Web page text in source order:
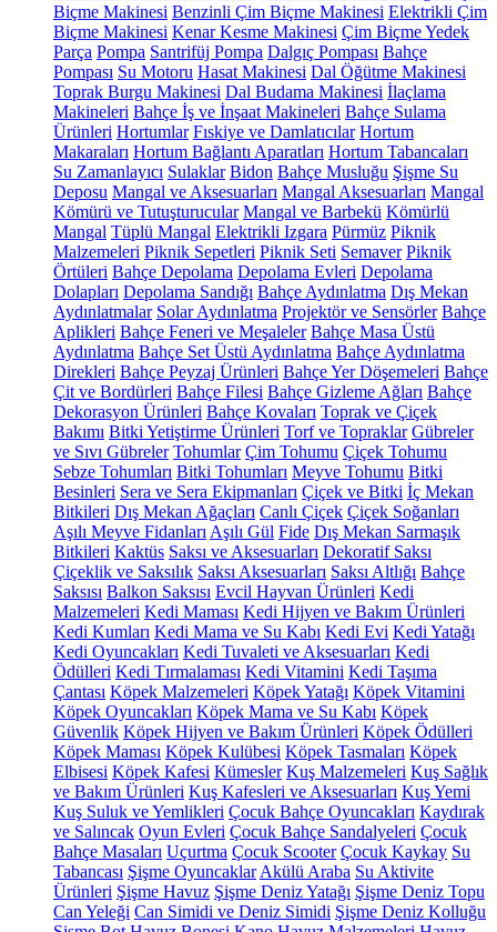
Biçme Makinesi Benzinli Çim Biçme Makinesi Elektrikli Çim
Biçme Makinesi Kenar Kesme Makinesi Çim Biçme Yedek
Parça Pompa Santrifüj Pompa Dalgıç Pompası Bahçe
Pompası Su Motoru Hasat Makinesi Dal Öğütme Makinesi
Toprak Burgu Makinesi Dal Budama Makinesi İlaçlama
Makineleri Bahçe İş ve İnşaat Makineleri Bahçe Sulama
Ürünleri Hortumlar Fıskiye ve Damlatıcılar Hortum
Makaraları Hortum Bağlantı Aparatları Hortum Tabancaları
Su Zamanlayıcı Sulaklar Bidon Bahçe Musluğu Şişme Su
Deposu Mangal ve Aksesuarları Mangal Aksesuarları Mangal
Kömürü ve Tutuşturucular Mangal ve Barbekü Kömürlü
Mangal Tüplü Mangal Elektrikli Izgara Pürmüz Piknik
Malzemeleri Piknik Sepetleri Piknik Seti Semaver Piknik
Örtüleri Bahçe Depolama Depolama Evleri Depolama
Dolapları Depolama Sandığı Bahçe Aydınlatma Dış Mekan
Aydınlatmalar Solar Aydınlatma Projektör ve Sensörler Bahçe
Aplikleri Bahçe Feneri ve Meşaleler Bahçe Masa Üstü
Aydınlatma Bahçe Set Üstü Aydınlatma Bahçe Aydınlatma
Direkleri Bahçe Peyzaj Ürünleri Bahçe Yer Döşemeleri Bahçe
Çit ve Bordürleri Bahçe Filesi Bahçe Gizleme Ağları Bahçe
Dekorasyon Ürünleri Bahçe Kovaları Toprak ve Çiçek
Bakımı Bitki Yetiştirme Ürünleri Torf ve Topraklar Gübreler
ve Sıvı Gübreler Tohumlar Çim Tohumu Çiçek Tohumu
Sebze Tohumları Bitki Tohumları Meyve Tohumu Bitki
Besinleri Sera ve Sera Ekipmanları Çiçek ve Bitki İç Mekan
Bitkileri Dış Mekan Ağaçları Canlı Çiçek Çiçek Soğanları
Aşılı Meyve Fidanları Aşılı Gül Fide Dış Mekan Sarmaşık
Bitkileri Kaktüs Saksı ve Aksesuarları Dekoratif Saksı
Çiçeklik ve Saksılık Saksı Aksesuarları Saksı Altlığı Bahçe
Saksısı Balkon Saksısı Evcil Hayvan Ürünleri Kedi
Malzemeleri Kedi Maması Kedi Hijyen ve Bakım Ürünleri
Kedi Kumları Kedi Mama ve Su Kabı Kedi Evi Kedi Yatağı
Kedi Oyuncakları Kedi Tuvaleti ve Aksesuarları Kedi
Ödülleri Kedi Tırmalaması Kedi Vitamini Kedi Taşıma
Çantası Köpek Malzemeleri Köpek Yatağı Köpek Vitamini
Köpek Oyuncakları Köpek Mama ve Su Kabı Köpek
Güvenlik Köpek Hijyen ve Bakım Ürünleri Köpek Ödülleri
Köpek Maması Köpek Kulübesi Köpek Tasmaları Köpek
Elbisesi Köpek Kafesi Kümesler Kuş Malzemeleri Kuş Sağlık
ve Bakım Ürünleri Kuş Kafesleri ve Aksesuarları Kuş Yemi
Kuş Suluk ve Yemlikleri Çocuk Bahçe Oyuncakları Kaydırak
ve Salıncak Oyun Evleri Çocuk Bahçe Sandalyeleri Çocuk
Bahçe Masaları Uçurtma Çocuk Scooter Çocuk Kaykay Su
Tabancası Şişme Oyuncaklar Akülü Araba Su Aktivite
Ürünleri Şişme Havuz Şişme Deniz Yatağı Şişme Deniz Topu
Can Yeleği Can Simidi ve Deniz Simidi Şişme Deniz Kolluğu